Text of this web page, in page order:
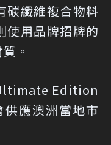
碳纖維複合物料
使用品牌招牌的
。
Edition
應澳洲當地市